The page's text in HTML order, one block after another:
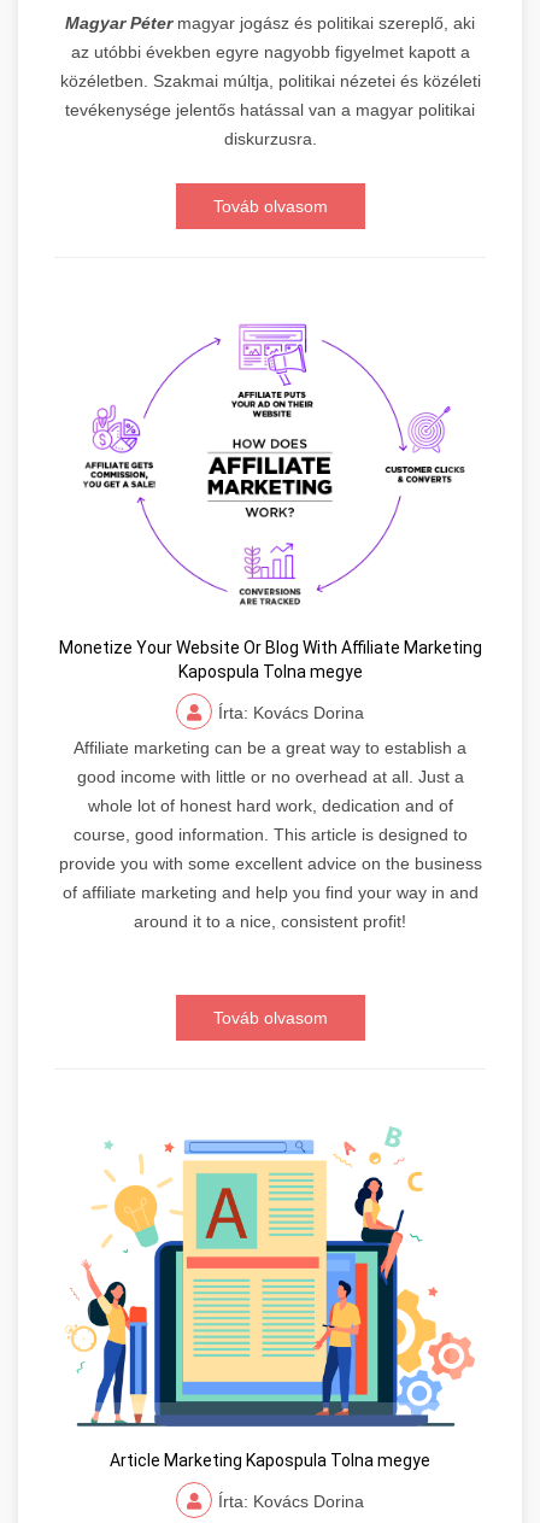
Magyar Pétermagyar jogász és politikai szereplő, aki
az utóbbi években egyre nagyobb figyelmet kapott a
közéletben. Szakmai múltja, politikai nézetei és közéleti
tevékenysége jelentős hatással van a magyar politikai
diskurzusra.
Továb olvasom
Monetize Your Website Or Blog With Affiliate Marketing
Kapospula Tolna megye
Írta: Kovács Dorina
Affiliate marketing can be a great way to establish a
good income with little or no overhead at all. Just a
whole lot of honest hard work, dedication and of
course, good information. This article is designed to
provide you with some excellent advice on the business
of affiliate marketing and help you find your way in and
around it to a nice, consistent profit!
Továb olvasom
Article Marketing Kapospula Tolna megye
Írta: Kovács Dorina